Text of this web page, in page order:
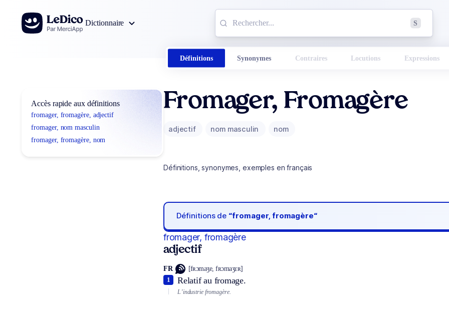
Aller au contenu
Dictionnaire
S
Définitions Synonymes Contraires Locutions Expressions
Accès rapide aux définitions
fromager, fromagère, adjectif
fromager, nom masculin
fromager, fromagère, nom
Fromager, Fromagère
adjectif nom masculin nom
Définitions, synonymes, exemples en français
Définitions de “fromager, fromagère“
fromager, fromagère
adjectif
FR [fʀɔmaʒe, fʀɔmaʒɛʀ]
Relatif au fromage.
1
L’industrie fromagère.